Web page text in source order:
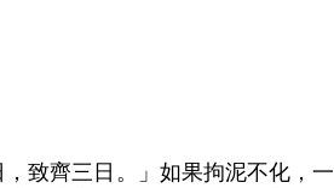
致齊三日。」如果拘泥不化，一